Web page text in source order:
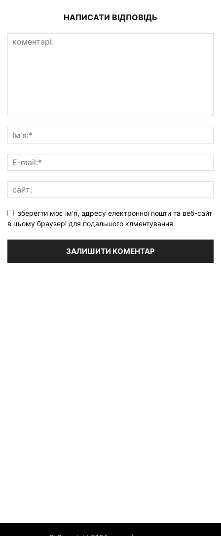
НАПИСАТИ ВІДПОВІДЬ
зберегти моє ім'я, адресу електронної пошти та веб-сайт
в цьому браузері для подальшого клментування